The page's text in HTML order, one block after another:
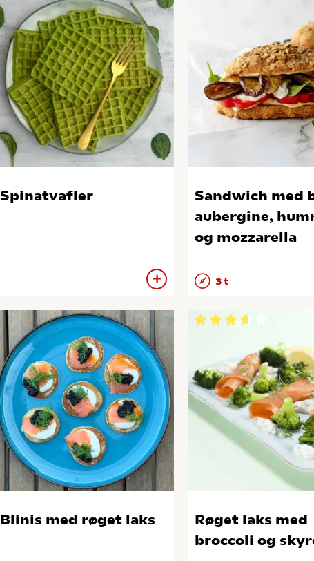
Spinatvafler
Sandwich med
aubergine,
og mozzarella
3 t
Blinis med røget laks
Røget laks med
broccoli og